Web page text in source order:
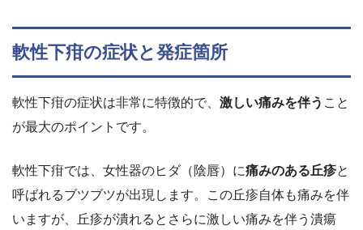
軟性下疳の症状と発症箇所
軟性下疳の症状は非常に特徴的で、 激しい痛みを伴う こと
が最大のポイントです。
軟性下疳では、女性器のヒダ（陰唇）に痛みのある丘疹と
呼ばれるブツブツが出現します。この丘疹自体も痛みを伴
いますが、丘疹が潰れるとさらに激しい痛みを伴う潰瘍